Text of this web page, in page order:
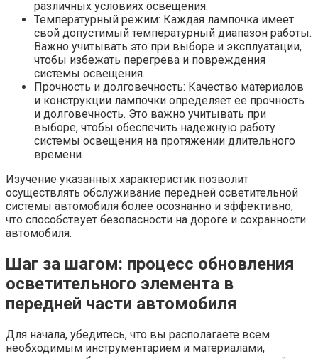
различных условиях освещения.
Температурный режим: Каждая лампочка имеет
свой допустимый температурный диапазон работы.
Важно учитывать это при выборе и эксплуатации,
чтобы избежать перегрева и повреждения
системы освещения.
Прочность и долговечность: Качество материалов
и конструкции лампочки определяет ее прочность
и долговечность. Это важно учитывать при
выборе, чтобы обеспечить надежную работу
системы освещения на протяжении длительного
времени.
Изучение указанных характеристик позволит
осуществлять обслуживание передней осветительной
системы автомобиля более осознанно и эффективно,
что способствует безопасности на дороге и сохранности
автомобиля.
Шаг за шагом: процесс обновления
осветительного элемента в
передней части автомобиля
Для начала, убедитесь, что вы располагаете всем
необходимым инструментарием и материалами,